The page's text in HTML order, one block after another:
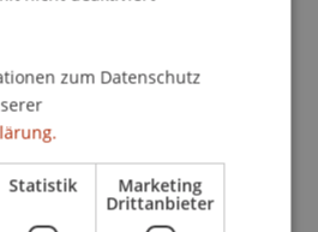
Analyse von Art 9 Abs 1 und
zum Datenschutz
Statistik Marketing
Drittanbieter